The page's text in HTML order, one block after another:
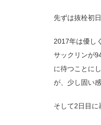
先ずは抜栓初日
2017年は優し
サックリンが
に待つことに
が、少し固い
そして2日目に